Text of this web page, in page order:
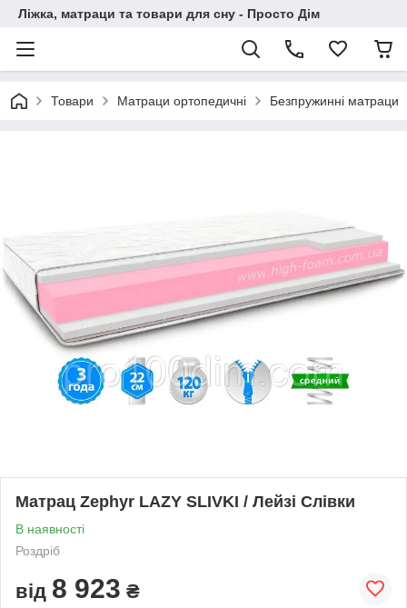
Ліжка, матраци та товари для сну - Просто Дім
Товари Матраци ортопедичні Безпружинні матраци
Матрац Zephyr LAZY SLIVKI / Лейзі Слівки
В наявності
Роздріб
від 8 923 ₴